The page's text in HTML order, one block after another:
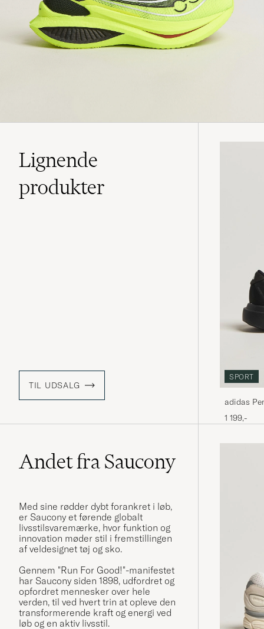
Lignende
produkter
TIL UDSALG
SPORT
adidas
Sneaker
1 199,-
Andet fra Saucony
Med sine rødder dybt forankret i løb,
er Saucony et førende globalt
livsstilsvaremærke, hvor funktion og
innovation møder stil i fremstillingen
af ​​veldesignet tøj og sko.
Gennem "Run For Good!"-manifestet
har Saucony siden 1898, udfordret og
opfordret mennesker over hele
verden, til ved hvert trin at opleve den
transformerende kraft og energi ved
løb og en aktiv livsstil.